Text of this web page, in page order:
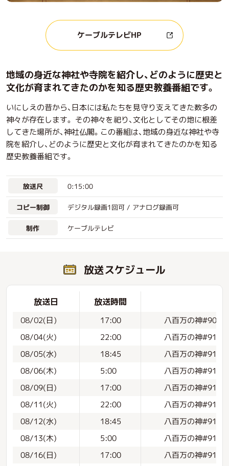
ケーブルテレビHP
地域の身近な神社や寺院を紹介し、どのように歴史と
文化が育まれてきたのかを知る歴史教養番組です。
いにしえの昔から、日本には私たちを見守り支えてきた数多の
神々が存在します。 その神々を祀り、文化としてその地に根差
してきた場所が、神社仏閣。この番組は、地域の身近な神社や寺
院を紹介し、どのように歴史と文化が育まれてきたのかを知る
歴史教養番組です。
放送尺 0:15:00
コピー制御 デジタル録画1回可 / アナログ録画可
制作 ケーブルテレビ
放送スケジュール
放送日 放送時間
08/02(日) 17:00 八百万の神#90
08/04(火) 22:00 八百万の神#91【初
08/05(水) 18:45 八百万の神#91
08/06(木) 5:00 八百万の神#91
08/09(日) 17:00 八百万の神#91
08/11(火) 22:00 八百万の神#91
08/12(水) 18:45 八百万の神#91
08/13(木) 5:00 八百万の神#91
08/16(日) 17:00 八百万の神#91